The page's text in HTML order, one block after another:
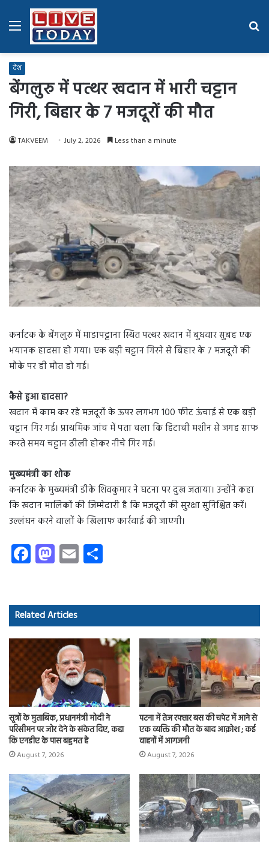
Menu
देश
बेंगलुरु में पत्थर खदान में भारी चट्टान
गिरी, बिहार के 7 मजदूरों की मौत
TAKVEEM July 2, 2026 Less than a minute
कर्नाटक के बेंगलुरु में माडापट्टाना स्थित पत्थर खदान में बुधवार सुबह एक
भयानक हादसा हो गया। एक बड़ी चट्टान गिरने से बिहार के 7 मजदूरों की
मौके पर ही मौत हो गई।
कैसे हुआ हादसा?
खदान में काम कर रहे मजदूरों के ऊपर लगभग 100 फीट ऊंचाई से एक बड़ी
चट्टान गिर गई। प्राथमिक जांच में पता चला कि हिटाची मशीन से जगह साफ
करते समय चट्टान ढीली होकर नीचे गिर गई।
मुख्यमंत्री का शोक
कर्नाटक के मुख्यमंत्री डीके शिवकुमार ने घटना पर दुख जताया। उन्होंने कहा
कि खदान मालिकों की जिम्मेदारी है कि मजदूरों की सुरक्षा सुनिश्चित करें।
उल्लंघन करने वालों के खिलाफ कार्रवाई की जाएगी।
Fa
ce
o
ok
M
as
d
o
n
E
m
Related Articles
सूत्रों के मुताबिक, प्रधानमंत्री मोदी ने
परिसीमन पर जोर देने के संकेत दिए, कहा
कि एनडीए के पास बहुमत है
August 7, 2026
पटना में तेज रफ्तार बस की चपेट में आने से
एक व्यक्ति की मौत के बाद आक्रोश ; कई
वाहनों में आगजनी
August 7, 2026